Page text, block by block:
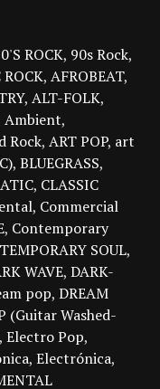
ROCK 90s Rock
ROCK AFROBEAT
ALT-FOLK
Ambient
Rock ART POP art
BLUEGRASS
CLASSIC
Commercial
Contemporary
SOUL
WAVE DARK-
pop DREAM
(Guitar Washed-
Electro Pop
Electrónica